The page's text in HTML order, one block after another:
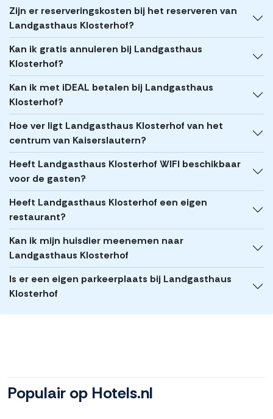
Zijn er reserveringskosten bij het reserveren van
Landgasthaus Klosterhof?
Kan ik gratis annuleren bij Landgasthaus
Klosterhof?
Kan ik met iDEAL betalen bij Landgasthaus
Klosterhof?
Hoe ver ligt Landgasthaus Klosterhof van het
centrum van Kaiserslautern?
Heeft Landgasthaus Klosterhof WIFI beschikbaar
voor de gasten?
Heeft Landgasthaus Klosterhof een eigen
restaurant?
Kan ik mijn huisdier meenemen naar
Landgasthaus Klosterhof
Is er een eigen parkeerplaats bij Landgasthaus
Klosterhof
Populair op Hotels.nl